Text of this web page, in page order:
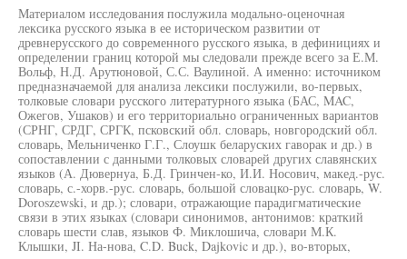
Материалом исследования послужила модально-оценочная
лексика русского языка в ее историческом развитии от
древнерусского до современного русского языка, в дефинициях и
определении границ которой мы следовали прежде всего за Е.М.
Вольф, Н.Д. Арутюновой, С.С. Ваулиной. А именно: источником
предназначаемой для анализа лексики послужили, во-первых,
толковые словари русского литературного языка (БАС, MAC,
Ожегов, Ушаков) и его территориально ограниченных вариантов
(СРНГ, СРДГ, СРГК, псковский обл. словарь, новгородский обл.
словарь, Мельниченко Г.Г., Слоушк беларуских гаворак и др.) в
сопоставлении с данными толковых словарей других славянских
языков (А. Дювернуа, Б.Д. Гринчен-ко, И.И. Носович, макед.-рус.
словарь, с.-хорв.-рус. словарь, большой словацко-рус. словарь, W.
Doroszewski, и др.); словари, отражающие парадигматические
связи в этих языках (словари синонимов, антонимов: краткий
словарь шести слав, языков Ф. Миклошича, словари М.К.
Клышки, JI. На-нова, C.D. Buck, Dajkovic и др.), во-вторых,